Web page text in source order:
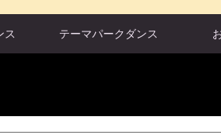
ス テーマパークダンス